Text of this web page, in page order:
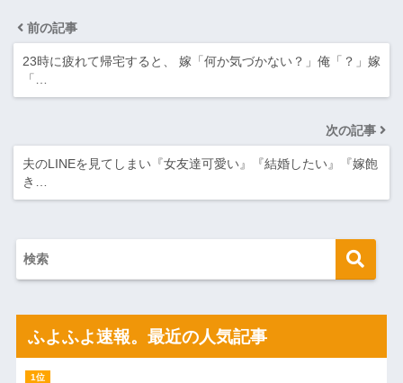
前の記事
23時に疲れて帰宅すると、 嫁「何か気づかない？」俺「？」嫁
「…
次の記事
夫のLINEを見てしまい『女友達可愛い』『結婚したい』『嫁飽
き…
ふよふよ速報。最近の人気記事